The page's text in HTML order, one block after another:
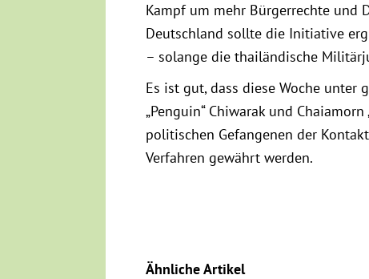
Kampf um mehr Bürgerrechte und
Deutschland sollte die Initiative
– solange die thailändische
Es ist gut, dass diese Woche
„Penguin“ Chiwarak und
politischen Gefangenen der
Verfahren gewährt werden.
Ähnliche Artikel